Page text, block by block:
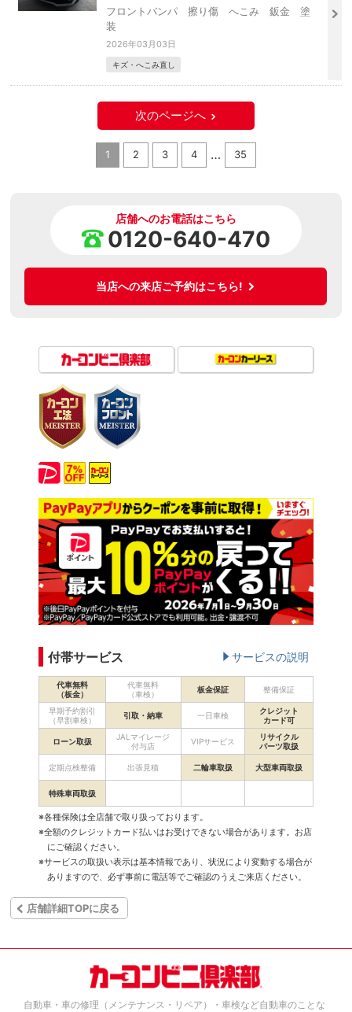
フロントバンパ 擦り傷 へこみ 鈑金 塗
装
2026年03月03日
キズ・へこみ直し
次のページへ
1 2 3 4 … 35
店舗へのお電話はこちら
0120-640-470
当店への来店ご予約はこちら!
付帯サービス サービスの説明
代車無料
（板金）
代車無料
（車検）
板金保証 整備保証
早期予約割引
（早割車検）
引取・納車 一日車検
クレジット
カード可
ローン取扱
JALマイレージ
付与店
VIPサービス
リサイクル
パーツ取扱
定期点検整備 出張見積 二輪車取扱 大型車両取扱
特殊車両取扱
※各種保険は全店舗で取り扱っております。
※全額のクレジットカード払いはお受けできない場合があります。お店
にご確認ください。
※サービスの取扱い表示は基本情報であり、状況により変動する場合が
ありますので、必ず事前に電話等でご確認のうえご来店ください。
店舗詳細TOPに戻る
自動車・車の修理（メンテナンス・リペア）・車検など自動車のことな